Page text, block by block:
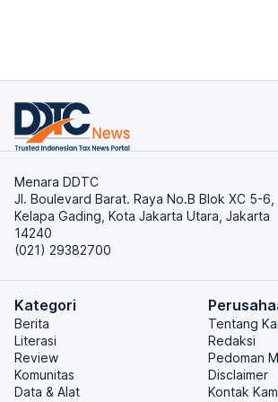
Menara DDTC
Jl. Boulevard Barat. Raya No.B Blok XC 5-6,
Kelapa Gading, Kota Jakarta Utara, Jakarta
14240
(021) 29382700
Kategori
Berita
Literasi
Review
Komunitas
Data & Alat
Tentang
Redaksi
Pedoman
Disclaimer
Kontak